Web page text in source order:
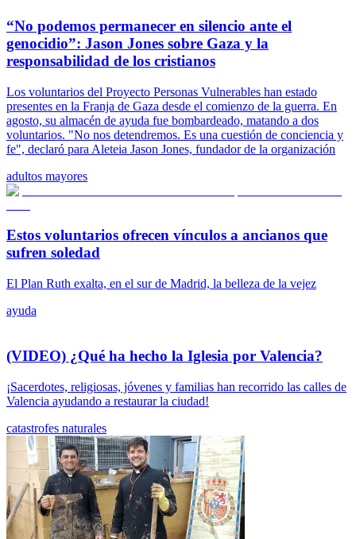
“No podemos permanecer en silencio ante el
genocidio”: Jason Jones sobre Gaza y la
responsabilidad de los cristianos
Los voluntarios del Proyecto Personas Vulnerables han estado
presentes en la Franja de Gaza desde el comienzo de la guerra. En
agosto, su almacén de ayuda fue bombardeado, matando a dos
voluntarios. "No nos detendremos. Es una cuestión de conciencia y
fe", declaró para Aleteia Jason Jones, fundador de la organización
adultos mayores
Estos voluntarios ofrecen vínculos a ancianos que
sufren soledad
El Plan Ruth exalta, en el sur de Madrid, la belleza de la vejez
ayuda
(VIDEO) ¿Qué ha hecho la Iglesia por Valencia?
¡Sacerdotes, religiosas, jóvenes y familias han recorrido las calles de
Valencia ayudando a restaurar la ciudad!
catastrofes naturales